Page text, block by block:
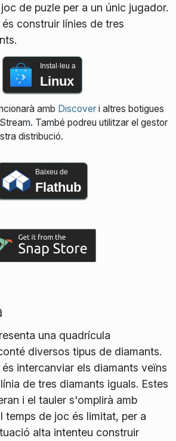
de puzle per a un únic jugador.
construir línies de tres
Instal·leu a
Linux
amb Discoveri altres botigues
També podreu utilitzar el gestor
distribució.
Baixeu de
Flathub
una quadrícula
diversos tipus de diamants.
intercanviar els diamants veïns
de tres diamants iguals. Estes
i el tauler s'omplirà amb
temps de joc és limitat, per a
alta intenteu construir